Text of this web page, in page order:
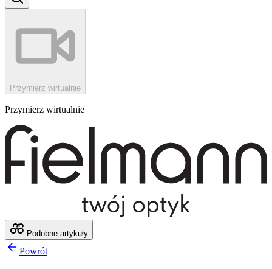
Przymierz wirtualnie
Przymierz wirtualnie
Podobne artykuły
Powrót